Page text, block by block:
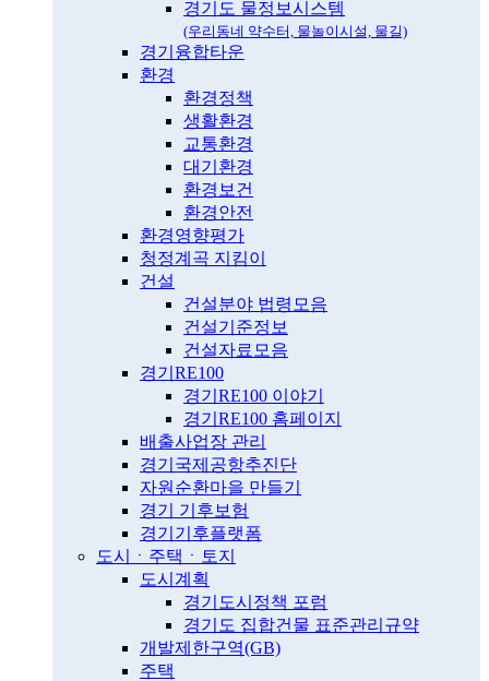
경기도 물정보시스템
(우리동네 약수터, 물놀이시설, 물길)
경기융합타운
환경
환경정책
생활환경
교통환경
대기환경
환경보건
환경안전
환경영향평가
청정계곡 지킴이
건설
건설분야 법령모음
건설기준정보
건설자료모음
경기RE100
경기RE100 이야기
경기RE100 홈페이지
배출사업장 관리
경기국제공항추진단
자원순환마을 만들기
경기 기후보험
경기기후플랫폼
도시ㆍ주택ㆍ토지
도시계획
경기도시정책 포럼
경기도 집합건물 표준관리규약
개발제한구역(GB)
주택